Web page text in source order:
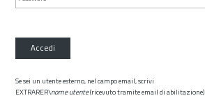
Accedi
Se sei un utente esterno, nel campo email, scrivi
EXTRARER\nome utente(ricevuto tramite email di abilitazione)